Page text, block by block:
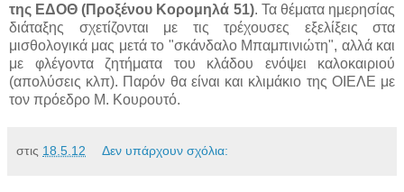
της ΕΔΟΘ (Προξένου Κορομηλά 51). Τα θέματα ημερησίας
διάταξης σχετίζονται με τις τρέχουσες εξελίξεις στα
μισθολογικά μας μετά το "σκάνδαλο Μπαμπινιώτη", αλλά και
με φλέγοντα ζητήματα του κλάδου ενόψει καλοκαιριού
(απολύσεις κλπ). Παρόν θα είναι και κλιμάκιο της ΟΙΕΛΕ με
τον πρόεδρο Μ. Κουρουτό.
στις 18.5.12 Δεν υπάρχουν σχόλια: